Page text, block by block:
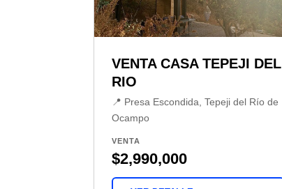
VENTA CASA TEPEJI DEL
RIO
📍 Presa Escondida, Tepeji del Río de
Ocampo
VENTA
$2,990,000